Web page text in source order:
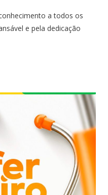
a todos os
e pela dedicação